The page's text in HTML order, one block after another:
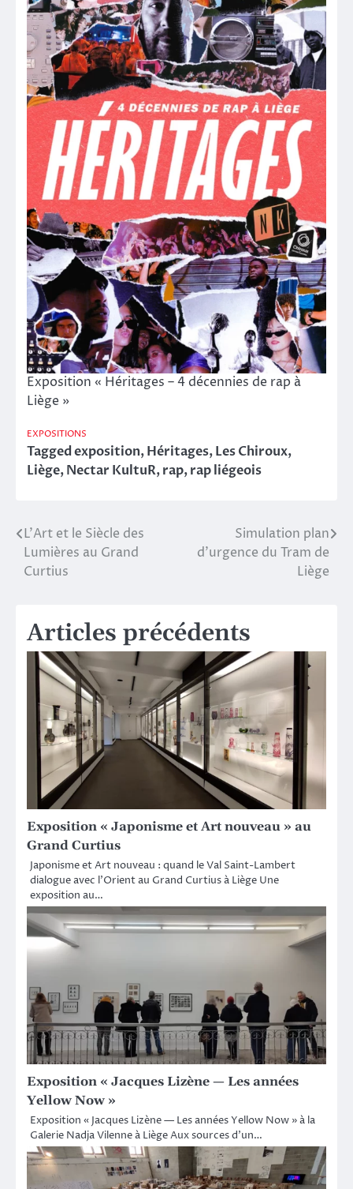
Exposition « Héritages – 4 décennies de rap à
Liège »
EXPOSITIONS
Taggedexposition,Héritages,Les Chiroux,
Liège,Nectar KultuR,rap,rap liégeois
Navigation
de
L’Art et le Siècle des
Lumières au Grand
Curtius
Simulation plan
d’urgence du Tram de
Liège
Articles précédents
Exposition « Japonisme et Art nouveau » au
Grand Curtius
Japonisme et Art nouveau : quand le Val Saint-Lambert
dialogue avec l’Orient au Grand Curtius à Liège Une
exposition au…
Exposition « Jacques Lizène — Les années
Yellow Now »
Exposition « Jacques Lizène — Les années Yellow Now » à la
Galerie Nadja Vilenne à Liège Aux sources d’un…